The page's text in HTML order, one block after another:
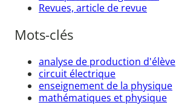
Revues, article de revue
Mots-clés
analyse de production d'élève
circuit électrique
enseignement de la physique
mathématiques et physique